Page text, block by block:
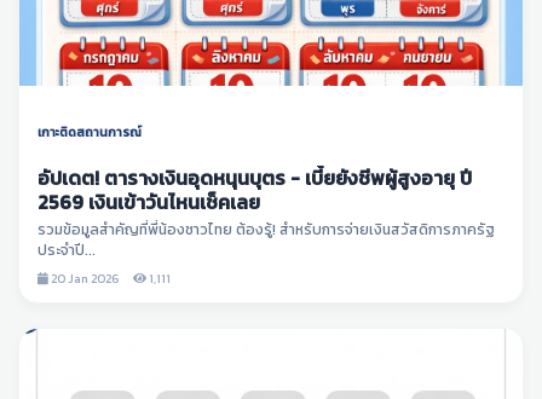
เกาะติดสถานการณ์
อัปเดต! ตารางเงินอุดหนุนบุตร - เบี้ยยังชีพผู้สูงอายุ ปี
2569 เงินเข้าวันไหนเช็คเลย
รวมข้อมูลสำคัญที่พี่น้องชาวไทย ต้องรู้! สำหรับการจ่ายเงินสวัสดิการภาครัฐ
ประจำปี...
20 Jan 2026 1,111